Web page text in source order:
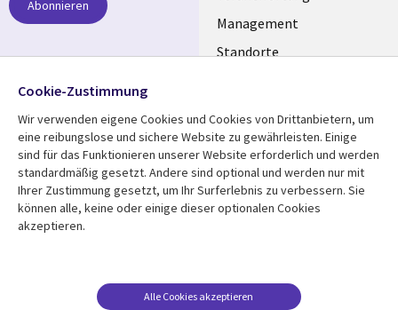
GERMANY
Management
Standorte
Mediathek
Library
GERMANY
Aktuelles
Rechtliches
Beschwerden/Hinweise
Abonnieren
Folgen Sie uns
Social
Media
GERMANY
Cookie-Zustimmung
Wir verwenden eigene Cookies und Cookies von Drittanbietern, um
eine reibungslose und sichere Website zu gewährleisten. Einige
sind für das Funktionieren unserer Website erforderlich und werden
standardmäßig gesetzt. Andere sind optional und werden nur mit
Ihrer Zustimmung gesetzt, um Ihr Surferlebnis zu verbessern. Sie
können alle, keine oder einige dieser optionalen Cookies
akzeptieren.
Alle Cookies akzeptieren